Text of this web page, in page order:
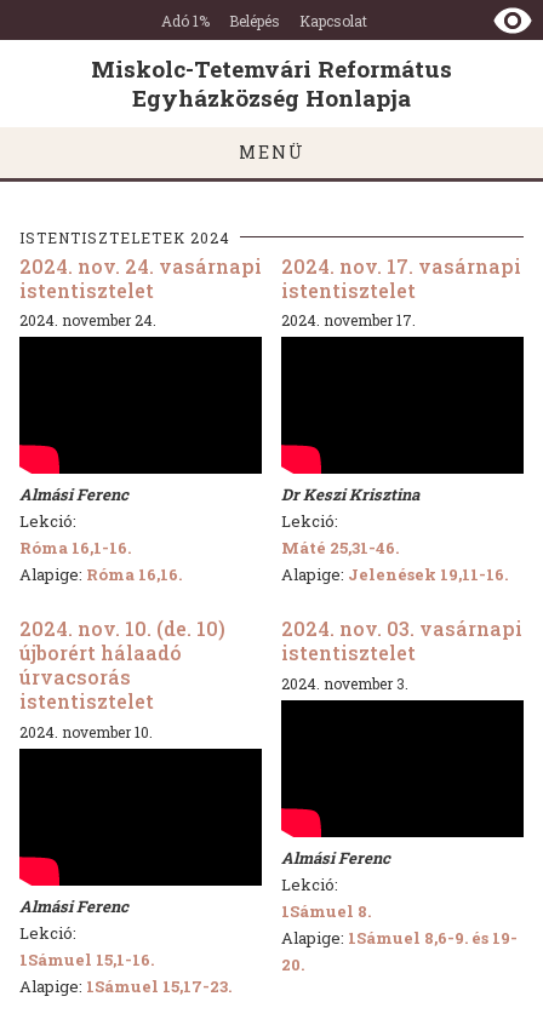
Miskolc-
Tetemvári
Református
Egyházközség
Honlapja
Ugrás a tartalomra
Ugrás a láblécre
Adó 1% Belépés Kapcsolat
Miskolc-Tetemvári Református
Egyházközség Honlapja
MENÜ
ISTENTISZTELETEK 2024
2024. nov. 24. vasárnapi
istentisztelet
2024. november 24.
Almási Ferenc
Lekció:
Róma 16,1-16.
Alapige: Róma 16,16.
2024. nov. 17. vasárnapi
istentisztelet
2024. november 17.
Dr Keszi Krisztina
Lekció:
Máté 25,31-46.
Alapige: Jelenések 19,11-16.
2024. nov. 10. (de. 10)
újborért hálaadó
úrvacsorás
istentisztelet
2024. november 10.
Almási Ferenc
Lekció:
1Sámuel 15,1-16.
Alapige: 1Sámuel 15,17-23.
2024. nov. 03. vasárnapi
istentisztelet
2024. november 3.
Almási Ferenc
Lekció:
1Sámuel 8.
Alapige: 1Sámuel 8,6-9. és 19-
20.